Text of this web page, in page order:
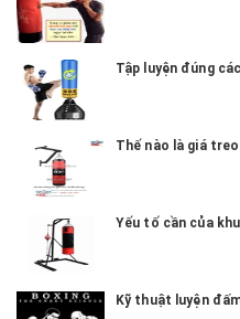
Tập luyện đúng
Thế nào là giá
Yếu tố cần của
Kỹ thuật luyện